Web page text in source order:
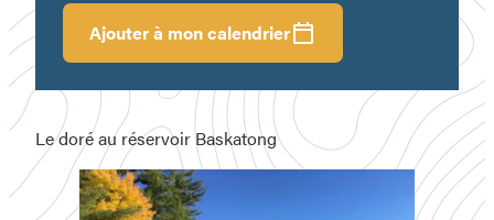
Ajouter à mon calendrier
Le doré au réservoir Baskatong